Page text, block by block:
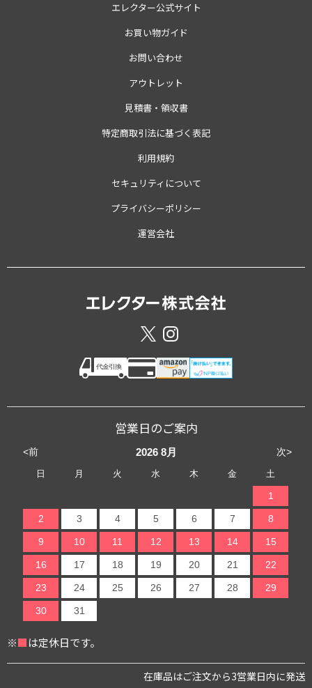
エレクター公式サイト
お買い物ガイド
お問い合わせ
アウトレット
見積書・領収書
特定商取引法に基づく表記
利用規約
セキュリティについて
プライバシーポリシー
運営会社
営業日のご案内
<前 次>
2026 8月
日 月 火 水 木 金 土
1
2 3 4 5 6 7 8
9 10 11 12 13 14 15
16 17 18 19 20 21 22
23 24 25 26 27 28 29
30 31
※■は定休日です。
在庫品はご注文から3営業日内に発送